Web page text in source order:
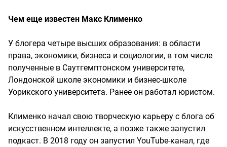
Чем еще известен Макс Клименко
У блогера четыре высших образования: в области
права, экономики, бизнеса и социологии, в том числе
полученные в Саутгемптонском университете,
Лондонской школе экономики и бизнес-школе
Уорикского университета. Ранее он работал юристом.
Клименко начал свою творческую карьеру с блога об
искусственном интеллекте, а позже также запустил
подкаст. В 2018 году он запустил YouTube-канал, где